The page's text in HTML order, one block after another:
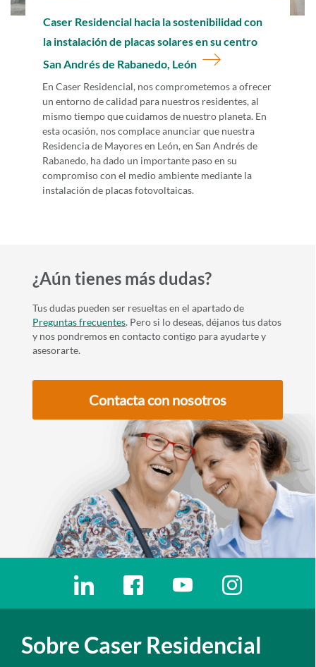
Ir a
Caser Residencial hacia la sostenibilidad con
la instalación de placas solares en su centro
San Andrés de Rabanedo, León
En Caser Residencial, nos comprometemos a ofrecer
un entorno de calidad para nuestros residentes, al
mismo tiempo que cuidamos de nuestro planeta. En
esta ocasión, nos complace anunciar que nuestra
Residencia de Mayores en León, en San Andrés de
Rabanedo, ha dado un importante paso en su
compromiso con el medio ambiente mediante la
instalación de placas fotovoltaicas.
¿Aún tienes más dudas?
Tus dudas pueden ser resueltas en el apartado de
Preguntas frecuentes. Pero si lo deseas, déjanos tus datos
y nos pondremos en contacto contigo para ayudarte y
asesorarte.
Contacta con nosotros
Ir a a la red social. Abre ventana nueva
Ir a a la red social. Abre ventana
Ir a a la red social. Abre
Ir a a la red
Sobre Caser Residencial